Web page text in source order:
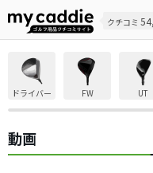
クチコミ
ドライバー FW UT
動画